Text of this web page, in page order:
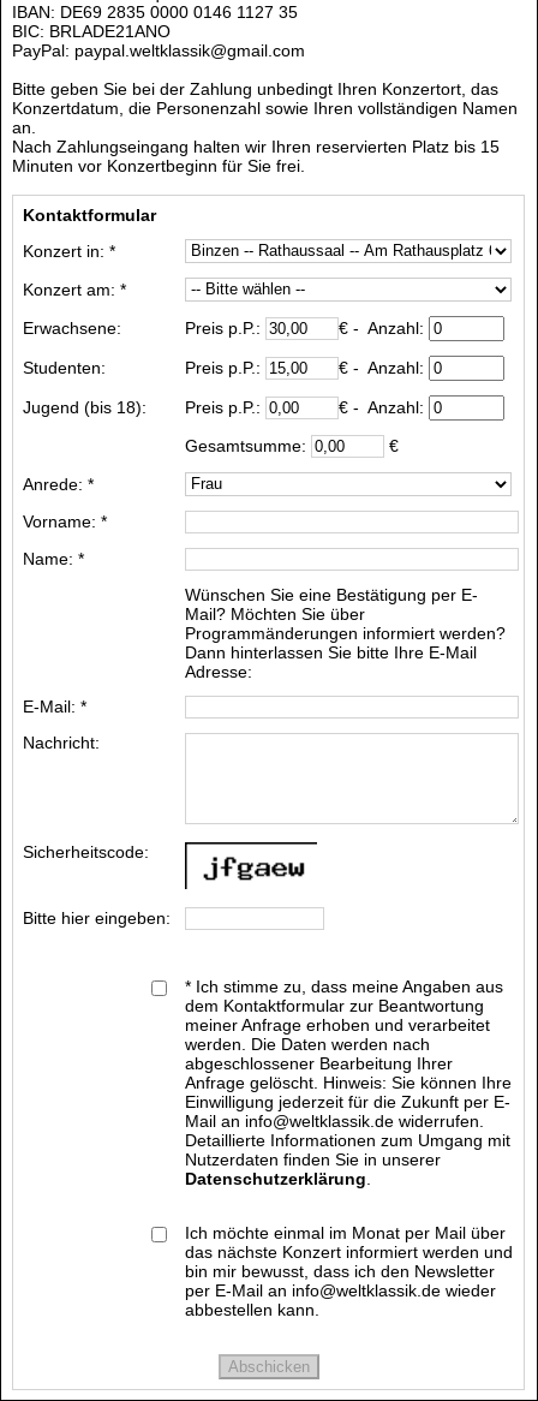
IBAN: DE69 2835 0000 0146 1127 35
BIC: BRLADE21ANO
PayPal: paypal.weltklassik@gmail.com
Bitte geben Sie bei der Zahlung unbedingt Ihren Konzertort, das
Konzertdatum, die Personenzahl sowie Ihren vollständigen Namen
an.
Nach Zahlungseingang halten wir Ihren reservierten Platz bis 15
Minuten vor Konzertbeginn für Sie frei.
Kontaktformular
Konzert in: *
Konzert am: *
Erwachsene:
Preis p.P.: € - Anzahl:
Studenten: Preis p.P.: € - Anzahl:
Jugend (bis 18): Preis p.P.: € - Anzahl:
Gesamtsumme:
€
Anrede: *
Vorname: *
Name: *
Wünschen Sie eine Bestätigung per E-
Mail? Möchten Sie über
Programmänderungen informiert werden?
Dann hinterlassen Sie bitte Ihre E-Mail
Adresse:
E-Mail: *
Nachricht:
Sicherheitscode:
Bitte hier eingeben:
* Ich stimme zu, dass meine Angaben aus
dem Kontaktformular zur Beantwortung
meiner Anfrage erhoben und verarbeitet
werden. Die Daten werden nach
abgeschlossener Bearbeitung Ihrer
Anfrage gelöscht. Hinweis: Sie können Ihre
Einwilligung jederzeit für die Zukunft per E-
Mail an info@weltklassik.de widerrufen.
Detaillierte Informationen zum Umgang mit
Nutzerdaten finden Sie in unserer
Datenschutzerklärung
Ich möchte einmal im Monat per Mail über
das nächste Konzert informiert werden und
bin mir bewusst, dass ich den Newsletter
per E-Mail an info@weltklassik.de wieder
abbestellen kann.